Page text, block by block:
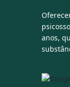
anos,